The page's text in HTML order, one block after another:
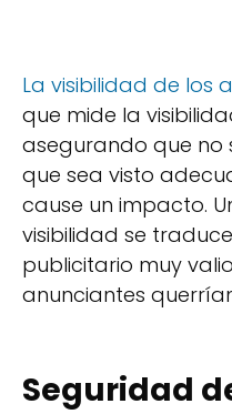
La visibilidad de los
que mide la
asegurando que no
que sea visto
cause un impacto.
visibilidad se
publicitario muy
anunciantes
Seguridad